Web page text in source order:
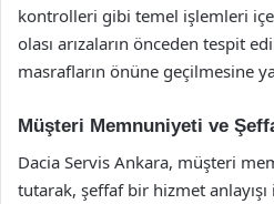
kontrolleri gibi temel işlemleri
olası arızaların önceden tespit
masrafların önüne geçilmesine
Müşteri Memnuniyeti ve
Dacia Servis Ankara, müşteri
tutarak, şeffaf bir hizmet anlayışı